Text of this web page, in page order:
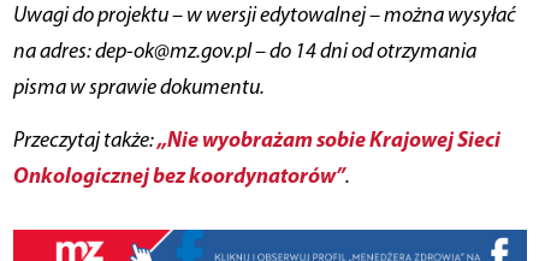
Uwagi do projektu – w wersji edytowalnej – można wysyłać
na adres: dep-ok@mz.gov.pl – do 14 dni od otrzymania
pisma w sprawie dokumentu.
Przeczytaj także:„Nie wyobrażam sobie Krajowej Sieci
Onkologicznej bez koordynatorów”.